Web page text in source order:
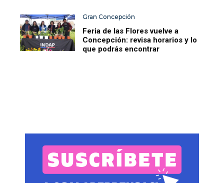
Gran Concepción
Feria de las Flores vuelve a
Concepción: revisa horarios y lo
que podrás encontrar